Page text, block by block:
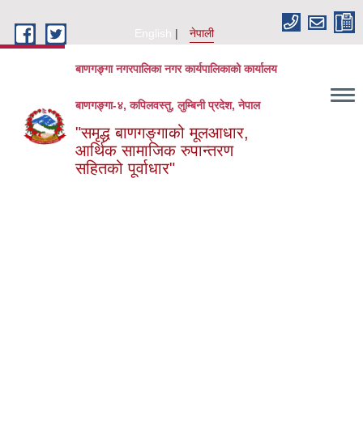
English
नेपाली
बाणगङ्गा नगरपालिका नगर कार्यपालिकाको कार्यालय
बाणगङ्गा-४, कपिलवस्तु, लुम्बिनी प्रदेश, नेपाल
"समृद्ध बाणगङ्गाको मूलआधार,
आर्थिक सामाजिक रुपान्तरण
सहितको पूर्वाधार"